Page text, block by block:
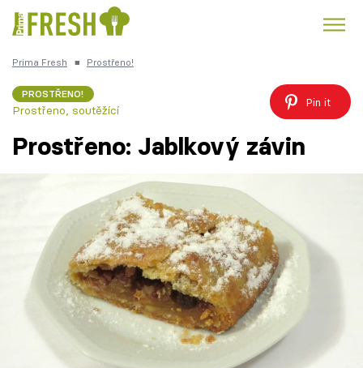
Česká kuchyně
Témata
Recepty
Články
TV Program
Prima Fresh ■ Prostřeno!
PROSTŘENO!
Prostřeno, soutěžící
Pin it
Prostřeno: Jablkový závin